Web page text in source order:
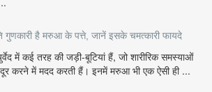
गुणकारी है मरुआ के पत्ते, जानें इसके चमत्कारी फायदे
में कई तरह की जड़ी-बूटियां हैं, जो शारीरिक समस्याओं
करने में मदद करती हैं। इनमें मरुआ भी एक ऐसी ही ...